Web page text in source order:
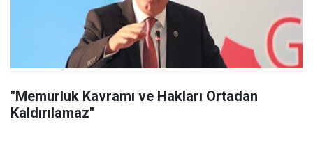
"Memurluk Kavramı ve Hakları Ortadan
Kaldırılamaz"